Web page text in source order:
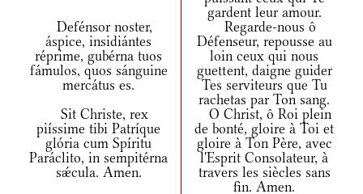
gardent leur amour.
Defénsor noster,
áspice, insidiántes
réprime, gubérna tuos
fámulos, quos sánguine
mercátus es.
Regarde-nous ô
Défenseur, repousse au
loin ceux qui nous
guettent, daigne guider
Tes serviteurs que Tu
rachetas par Ton sang.
Sit Christe, rex
piíssime tibi Patríque
glória cum Spíritu
Paráclito, in sempitérna
sǽcula. Amen.
O Christ, ô Roi plein
de bonté, gloire à Toi et
gloire à Ton Père, avec
l'Esprit Consolateur, à
travers les siècles sans
fin. Amen.